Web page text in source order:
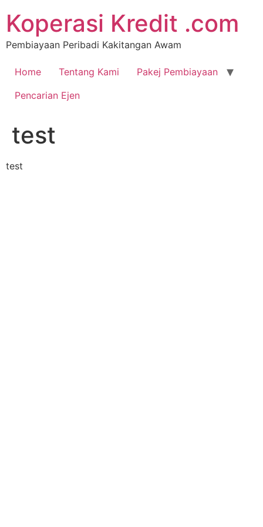
Koperasi Kredit .com
Pembiayaan Peribadi Kakitangan Awam
Home Tentang Kami
Pakej Pembiayaan
Pencarian Ejen
test
test